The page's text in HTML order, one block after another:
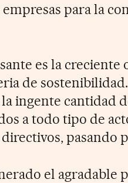
para la
es la creciente
de
ingente cantidad
a todo tipo de
pasando
el agradable